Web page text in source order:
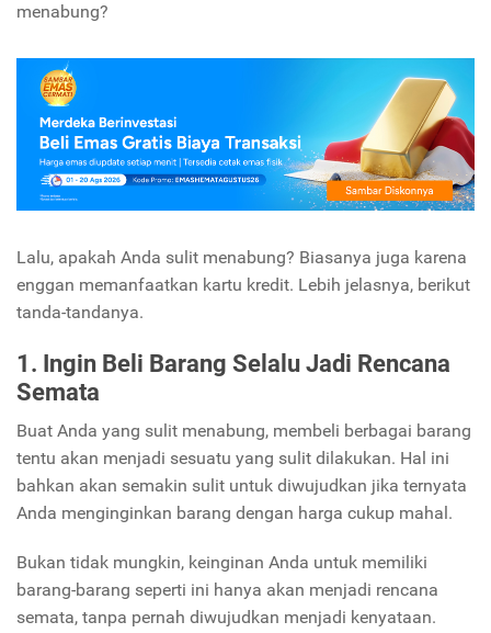
menabung?
Lalu, apakah Anda sulit menabung? Biasanya juga karena
enggan memanfaatkan kartu kredit. Lebih jelasnya, berikut
tanda-tandanya.
1. Ingin Beli Barang Selalu Jadi Rencana
Semata
Buat Anda yang sulit menabung, membeli berbagai barang
tentu akan menjadi sesuatu yang sulit dilakukan. Hal ini
bahkan akan semakin sulit untuk diwujudkan jika ternyata
Anda menginginkan barang dengan harga cukup mahal.
Bukan tidak mungkin, keinginan Anda untuk memiliki
barang-barang seperti ini hanya akan menjadi rencana
semata, tanpa pernah diwujudkan menjadi kenyataan.